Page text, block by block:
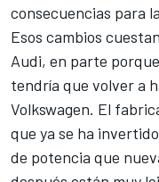
consecuencias para
Esos cambios
Audi, en parte
tendría que volver a
Volkswagen. El
que ya se ha
de potencia que